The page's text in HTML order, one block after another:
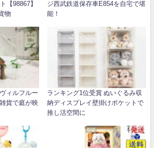
【98867】
物
ジ西武鉄道保存車E854を自宅で堪
能！
ィルフルー
貨で庭が映
ランキング1位受賞 ぬいぐるみ収
納ディスプレイ壁掛けポケットで
推し活空間に